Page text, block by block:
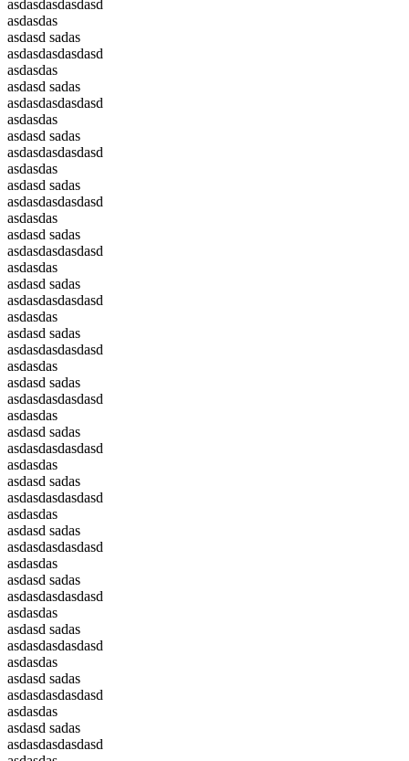
asdasdasdasdasd
asdasdas
asdasd sadas
asdasdasdasdasd
asdasdas
asdasd sadas
asdasdasdasdasd
asdasdas
asdasd sadas
asdasdasdasdasd
asdasdas
asdasd sadas
asdasdasdasdasd
asdasdas
asdasd sadas
asdasdasdasdasd
asdasdas
asdasd sadas
asdasdasdasdasd
asdasdas
asdasd sadas
asdasdasdasdasd
asdasdas
asdasd sadas
asdasdasdasdasd
asdasdas
asdasd sadas
asdasdasdasdasd
asdasdas
asdasd sadas
asdasdasdasdasd
asdasdas
asdasd sadas
asdasdasdasdasd
asdasdas
asdasd sadas
asdasdasdasdasd
asdasdas
asdasd sadas
asdasdasdasdasd
asdasdas
asdasd sadas
asdasdasdasdasd
asdasdas
asdasd sadas
asdasdasdasdasd